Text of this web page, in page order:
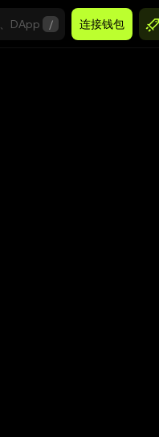
/ 连接钱包